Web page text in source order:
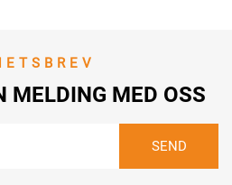
MELDING MED OSS